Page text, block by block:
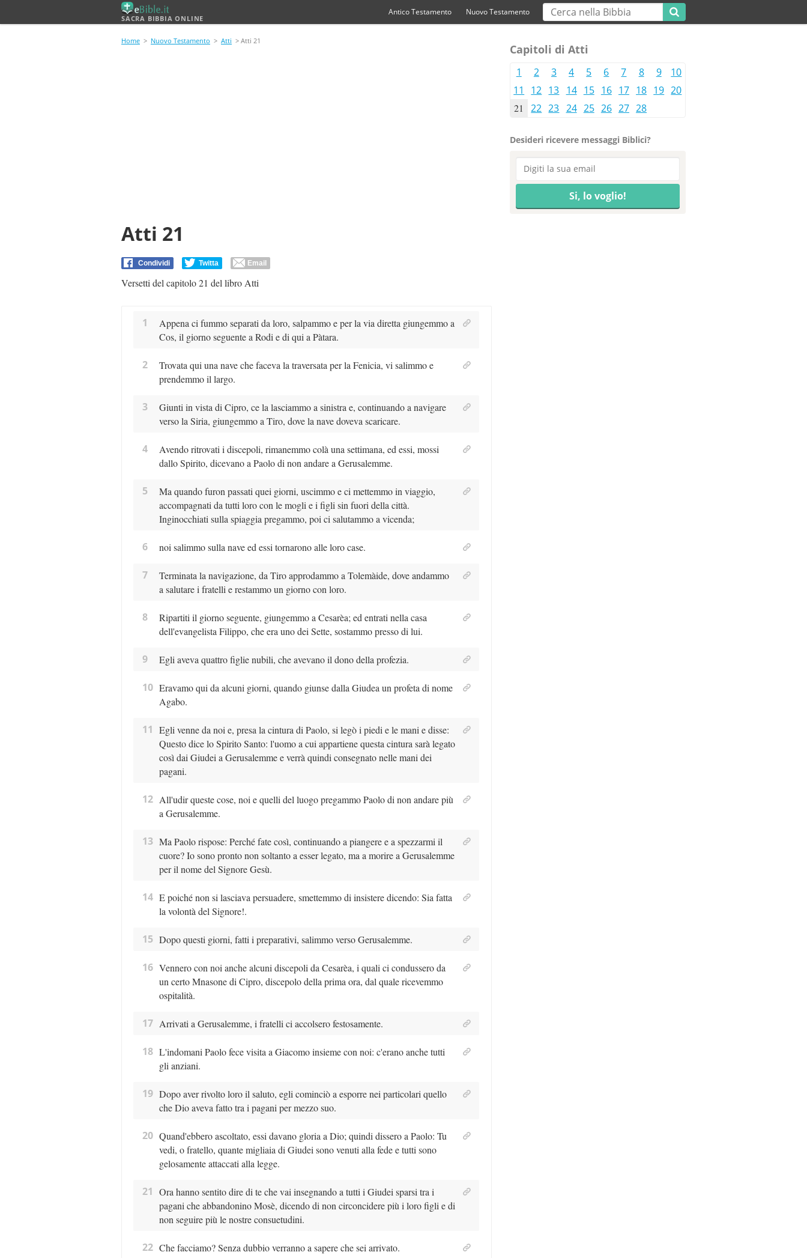
SACRA BIBBIA ONLINE
Antico Testamento Nuovo Testamento
Home > Nuovo Testamento > Atti > Atti 21
Atti 21
Condividi Twitta Email
Versetti del capitolo 21 del libro Atti
1
Appena ci fummo separati da loro, salpammo e per la via diretta giungemmo a
Cos, il giorno seguente a Rodi e di qui a Pàtara.
2
Trovata qui una nave che faceva la traversata per la Fenicia, vi salimmo e
prendemmo il largo.
3
Giunti in vista di Cipro, ce la lasciammo a sinistra e, continuando a navigare
verso la Siria, giungemmo a Tiro, dove la nave doveva scaricare.
4
Avendo ritrovati i discepoli, rimanemmo colà una settimana, ed essi, mossi
dallo Spirito, dicevano a Paolo di non andare a Gerusalemme.
5
Ma quando furon passati quei giorni, uscimmo e ci mettemmo in viaggio,
accompagnati da tutti loro con le mogli e i figli sin fuori della città.
Inginocchiati sulla spiaggia pregammo, poi ci salutammo a vicenda;
6 noi salimmo sulla nave ed essi tornarono alle loro case.
7
Terminata la navigazione, da Tiro approdammo a Tolemàide, dove andammo
a salutare i fratelli e restammo un giorno con loro.
8
Ripartiti il giorno seguente, giungemmo a Cesarèa; ed entrati nella casa
dell'evangelista Filippo, che era uno dei Sette, sostammo presso di lui.
9 Egli aveva quattro figlie nubili, che avevano il dono della profezia.
10 Eravamo qui da alcuni giorni, quando giunse dalla Giudea un profeta di nome
Agabo.
11 Egli venne da noi e, presa la cintura di Paolo, si legò i piedi e le mani e disse:
Questo dice lo Spirito Santo: l'uomo a cui appartiene questa cintura sarà legato
così dai Giudei a Gerusalemme e verrà quindi consegnato nelle mani dei
pagani.
12 All'udir queste cose, noi e quelli del luogo pregammo Paolo di non andare più
a Gerusalemme.
13 Ma Paolo rispose: Perché fate così, continuando a piangere e a spezzarmi il
cuore? Io sono pronto non soltanto a esser legato, ma a morire a Gerusalemme
per il nome del Signore Gesù.
14 E poiché non si lasciava persuadere, smettemmo di insistere dicendo: Sia fatta
la volontà del Signore!.
15 Dopo questi giorni, fatti i preparativi, salimmo verso Gerusalemme.
16 Vennero con noi anche alcuni discepoli da Cesarèa, i quali ci condussero da
un certo Mnasone di Cipro, discepolo della prima ora, dal quale ricevemmo
ospitalità.
17 Arrivati a Gerusalemme, i fratelli ci accolsero festosamente.
18 L'indomani Paolo fece visita a Giacomo insieme con noi: c'erano anche tutti
gli anziani.
19 Dopo aver rivolto loro il saluto, egli cominciò a esporre nei particolari quello
che Dio aveva fatto tra i pagani per mezzo suo.
20 Quand'ebbero ascoltato, essi davano gloria a Dio; quindi dissero a Paolo: Tu
vedi, o fratello, quante migliaia di Giudei sono venuti alla fede e tutti sono
gelosamente attaccati alla legge.
21 Ora hanno sentito dire di te che vai insegnando a tutti i Giudei sparsi tra i
pagani che abbandonino Mosè, dicendo di non circoncidere più i loro figli e di
non seguire più le nostre consuetudini.
22 Che facciamo? Senza dubbio verranno a sapere che sei arrivato.
Capitoli di Atti
1 2 3 4 5 6 7 8 9
10
11
12 13 14 15 16 17 18 19 20
21 22 23 24 25 26 27 28
Desideri ricevere messaggi Biblici?